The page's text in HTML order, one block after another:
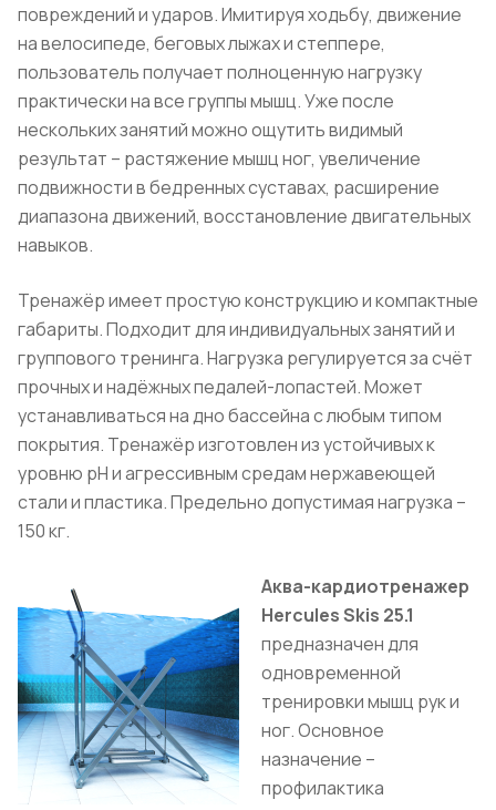
повреждений и ударов. Имитируя ходьбу, движение
на велосипеде, беговых лыжах и степпере,
пользователь получает полноценную нагрузку
практически на все группы мышц. Уже после
нескольких занятий можно ощутить видимый
результат – растяжение мышц ног, увеличение
подвижности в бедренных суставах, расширение
диапазона движений, восстановление двигательных
навыков.
Тренажёр имеет простую конструкцию и компактные
габариты. Подходит для индивидуальных занятий и
группового тренинга. Нагрузка регулируется за счёт
прочных и надёжных педалей-лопастей. Может
устанавливаться на дно бассейна с любым типом
покрытия. Тренажёр изготовлен из устойчивых к
уровню pH и агрессивным средам нержавеющей
стали и пластика. Предельно допустимая нагрузка –
150 кг.
Аква-кардиотренажер
Hercules Skis 25.1
предназначен для
одновременной
тренировки мышц рук и
ног. Основное
назначение –
профилактика